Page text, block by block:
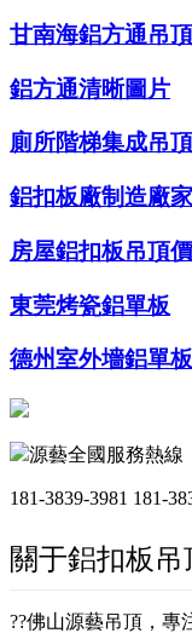
甘南海鋁方通吊頂
鋁方通清晰圖片
廁所階梯集成吊頂
鋁扣板廠制造廠家
房屋鋁扣板吊頂
東莞烤瓷鋁單板
德州室外墻鋁單板
源藝全國服務熱線
181-3839-3981 181-
關于鋁扣板
??佛山源藝吊頂，專